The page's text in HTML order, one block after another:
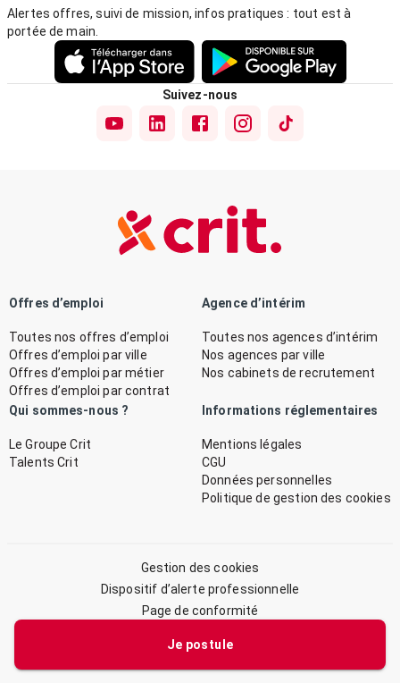
Je postule
Alertes offres, suivi de mission, infos pratiques : tout est à
portée de main.
Suivez-nous
Offres d’emploi
Toutes nos offres d’emploi
Offres d’emploi par ville
Offres d’emploi par métier
Offres d’emploi par contrat
Agence d’intérim
Toutes nos agences d’intérim
Nos agences par ville
Nos cabinets de recrutement
Qui sommes-nous ?
Le Groupe Crit
Talents Crit
Informations réglementaires
Mentions légales
CGU
Données personnelles
Politique de gestion des cookies
Gestion des cookies
Dispositif d’alerte professionnelle
Page de conformité
© 2026 CRIT